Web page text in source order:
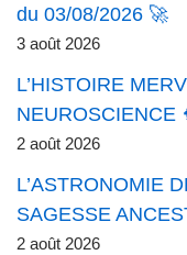
du 03/08/2026 🚀
3 août 2026
L’HISTOIRE
NEUROSCIENCE
2 août 2026
L’ASTRONOMIE
SAGESSE
2 août 2026